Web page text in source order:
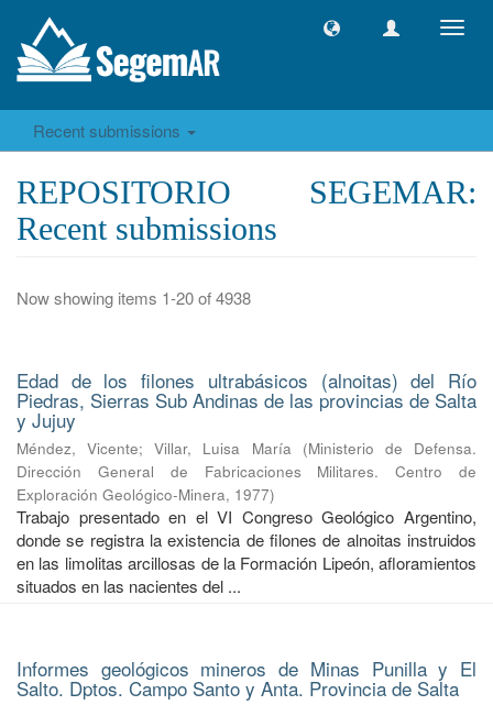
Recent submissions
REPOSITORIO SEGEMAR:
Recent submissions
Now showing items 1-20 of 4938
Edad de los filones ultrabásicos (alnoitas) del Río
Piedras, Sierras Sub Andinas de las provincias de Salta
y Jujuy
Méndez, Vicente;Villar, Luisa María (Ministerio de Defensa.
Dirección General de Fabricaciones Militares. Centro de
Exploración Geológico-Minera, 1977)
Trabajo presentado en el VI Congreso Geológico Argentino,
donde se registra la existencia de filones de alnoitas instruidos
en las limolitas arcillosas de la Formación Lipeón, afloramientos
situados en las nacientes del ...
Informes geológicos mineros de Minas Punilla y El
Salto. Dptos. Campo Santo y Anta. Provincia de Salta